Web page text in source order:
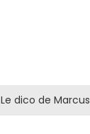
Le dico de Marcus